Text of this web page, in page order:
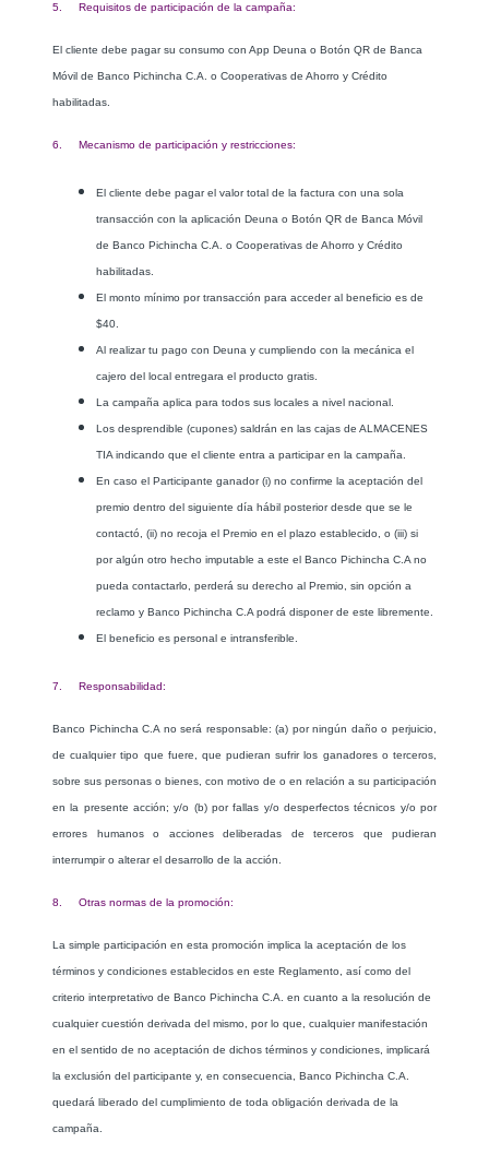
5. Requisitos de participación de la campaña:
El cliente debe pagar su consumo con App Deuna o Botón QR de Banca
Móvil de Banco Pichincha C.A. o Cooperativas de Ahorro y Crédito
habilitadas.
6. Mecanismo de participación y restricciones:
El cliente debe pagar el valor total de la factura con una sola
transacción con la aplicación Deuna o Botón QR de Banca Móvil
de Banco Pichincha C.A. o Cooperativas de Ahorro y Crédito
habilitadas.
El monto mínimo por transacción para acceder al beneficio es de
$40.
Al realizar tu pago con Deuna y cumpliendo con la mecánica el
cajero del local entregara el producto gratis.
La campaña aplica para todos sus locales a nivel nacional.
Los desprendible (cupones) saldrán en las cajas de ALMACENES
TIA indicando que el cliente entra a participar en la campaña.
En caso el Participante ganador (i) no confirme la aceptación del
premio dentro del siguiente día hábil posterior desde que se le
contactó, (ii) no recoja el Premio en el plazo establecido, o (iii) si
por algún otro hecho imputable a este el Banco Pichincha C.A no
pueda contactarlo, perderá su derecho al Premio, sin opción a
reclamo y Banco Pichincha C.A podrá disponer de este libremente.
El beneficio es personal e intransferible.
7. Responsabilidad:
Banco Pichincha C.A no será responsable: (a) por ningún daño o perjuicio,
de cualquier tipo que fuere, que pudieran sufrir los ganadores o terceros,
sobre sus personas o bienes, con motivo de o en relación a su participación
en la presente acción; y/o (b) por fallas y/o desperfectos técnicos y/o por
errores humanos o acciones deliberadas de terceros que pudieran
interrumpir o alterar el desarrollo de la acción.
8. Otras normas de la promoción:
La simple participación en esta promoción implica la aceptación de los
términos y condiciones establecidos en este Reglamento, así como del
criterio interpretativo de Banco Pichincha C.A. en cuanto a la resolución de
cualquier cuestión derivada del mismo, por lo que, cualquier manifestación
en el sentido de no aceptación de dichos términos y condiciones, implicará
la exclusión del participante y, en consecuencia, Banco Pichincha C.A.
quedará liberado del cumplimiento de toda obligación derivada de la
campaña.